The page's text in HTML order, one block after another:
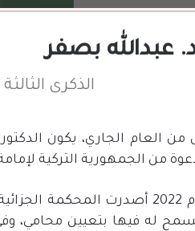
د. عبدالله بصفر
الذكرى
العام الجاري، يكون
من الجمهورية التركية
2022 أصدرت المحكمة
له فيها بتعيين محامي،